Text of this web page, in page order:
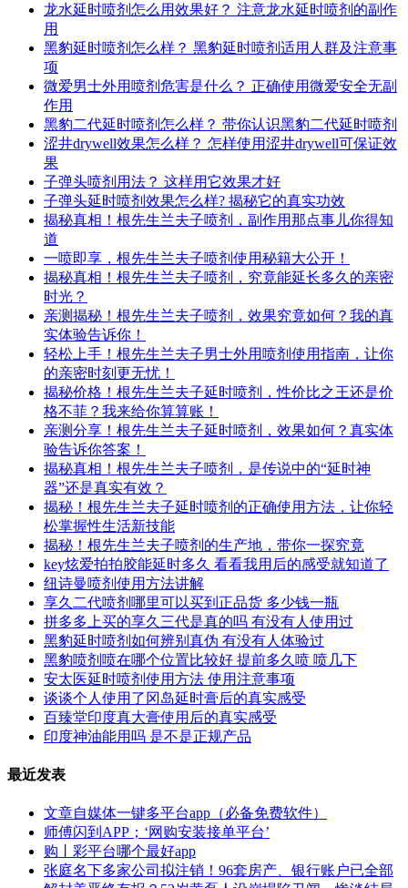
龙水延时喷剂怎么用效果好？ 注意龙水延时喷剂的副作
用
黑豹延时喷剂怎么样？ 黑豹延时喷剂适用人群及注意事
项
微爱男士外用喷剂危害是什么？ 正确使用微爱安全无副
作用
黑豹二代延时喷剂怎么样？ 带你认识黑豹二代延时喷剂
涩井drywell效果怎么样？ 怎样使用涩井drywell可保证效
果
子弹头喷剂用法？ 这样用它效果才好
子弹头延时喷剂效果怎么样? 揭秘它的真实功效
揭秘真相！根先生兰夫子喷剂，副作用那点事儿你得知
道
一喷即享，根先生兰夫子喷剂使用秘籍大公开！
揭秘真相！根先生兰夫子喷剂，究竟能延长多久的亲密
时光？
亲测揭秘！根先生兰夫子喷剂，效果究竟如何？我的真
实体验告诉你！
轻松上手！根先生兰夫子男士外用喷剂使用指南，让你
的亲密时刻更无忧！
揭秘价格！根先生兰夫子延时喷剂，性价比之王还是价
格不菲？我来给你算算账！
亲测分享！根先生兰夫子延时喷剂，效果如何？真实体
验告诉你答案！
揭秘真相！根先生兰夫子喷剂，是传说中的“延时神
器”还是真实有效？
揭秘！根先生兰夫子延时喷剂的正确使用方法，让你轻
松掌握性生活新技能
揭秘！根先生兰夫子喷剂的生产地，带你一探究竟
key炫爱拍拍胶能延时多久 看看我用后的感受就知道了
纽诗曼喷剂使用方法讲解
享久二代喷剂哪里可以买到正品货 多少钱一瓶
拼多多上买的享久三代是真的吗 有没有人使用过
黑豹延时喷剂如何辨别真伪 有没有人体验过
黑豹喷剂喷在哪个位置比较好 提前多久喷 喷几下
安太医延时喷剂使用方法 使用注意事项
谈谈个人使用了冈岛延时膏后的真实感受
百臻堂印度真大膏使用后的真实感受
印度神油能用吗 是不是正规产品
最近发表
文章自媒体一键多平台app（必备免费软件）
师傅闪到APP；‘网购安装接单平台’
购丨彩平台哪个最好app
张庭名下多家公司拟注销！96套房产、银行账户已全部